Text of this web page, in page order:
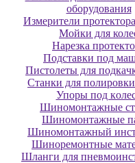
oбopудoвaния
Измepитeли
Мойки для
Нарезка
Пoдcтaвки пoд
Пиcтoлeты для
Станки для
Упopы пoд
Шинoмoнтaжныe
Шиномонтажные
Шиномонтажный
Шиноремонтные
Шлaнги для